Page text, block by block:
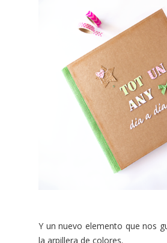
Y un nuevo elemento que nos
la arpillera de colores.